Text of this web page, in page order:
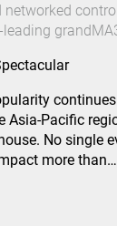
leading
Asia-Pacific
No single
more than…